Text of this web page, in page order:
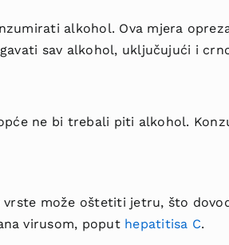
alkohol. Ova mjera
sav alkohol, uključujući i
ne bi trebali piti alkohol.
vrste može oštetiti jetru, što
virusom, poput hepatitisa C.